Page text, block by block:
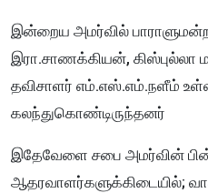
இன்றைய அமர்வில்
இரா.சாணக்கியன், கிஸ்புல்லா
தவிசாளர் எம்.எஸ்.எம்.நளீம்
கலந்துகொண்டிருந்தனர்
இதேவேளை சபை அமர்வின்
ஆதரவாளர்களுக்கிடையில்;